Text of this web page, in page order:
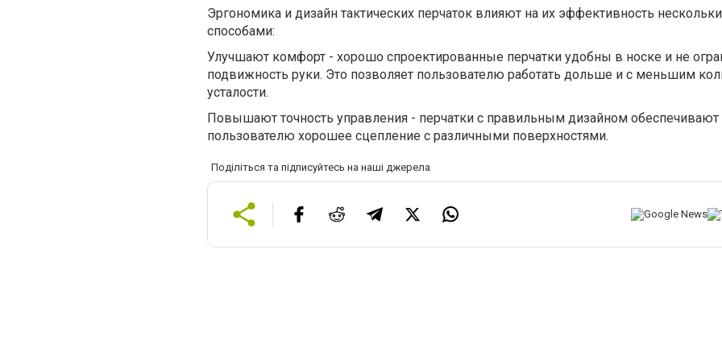
Эргономика и дизайн тактических перчаток влияют на их эффективность
способами:
Улучшают комфорт - хорошо спроектированные перчатки удобны в носке и не
подвижность руки. Это позволяет пользователю работать дольше и с меньшим
усталости.
Повышают точность управления - перчатки с правильным дизайном обеспечивают
пользователю хорошее сцепление с различными поверхностями.
Поділіться та підписуйтесь на наші джерела